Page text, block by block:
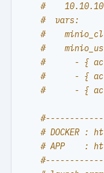
#
#  vars:
#
#
#      - {
#      - {
#      - {
# DOCKER :
# APP    :